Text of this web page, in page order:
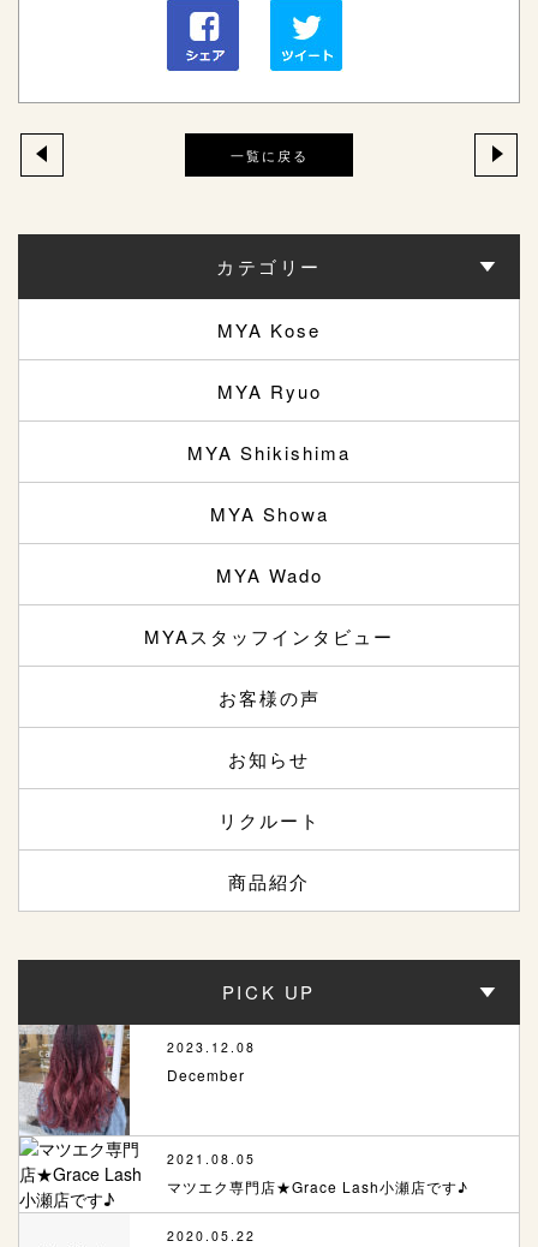
一覧に戻る
カテゴリー
MYA Kose
MYA Ryuo
MYA Shikishima
MYA Showa
MYA Wado
MYAスタッフインタビュー
お客様の声
お知らせ
リクルート
商品紹介
PICK UP
2023.12.08
December
2021.08.05
マツエク専門店★Grace Lash小瀬店です♪
2020.05.22